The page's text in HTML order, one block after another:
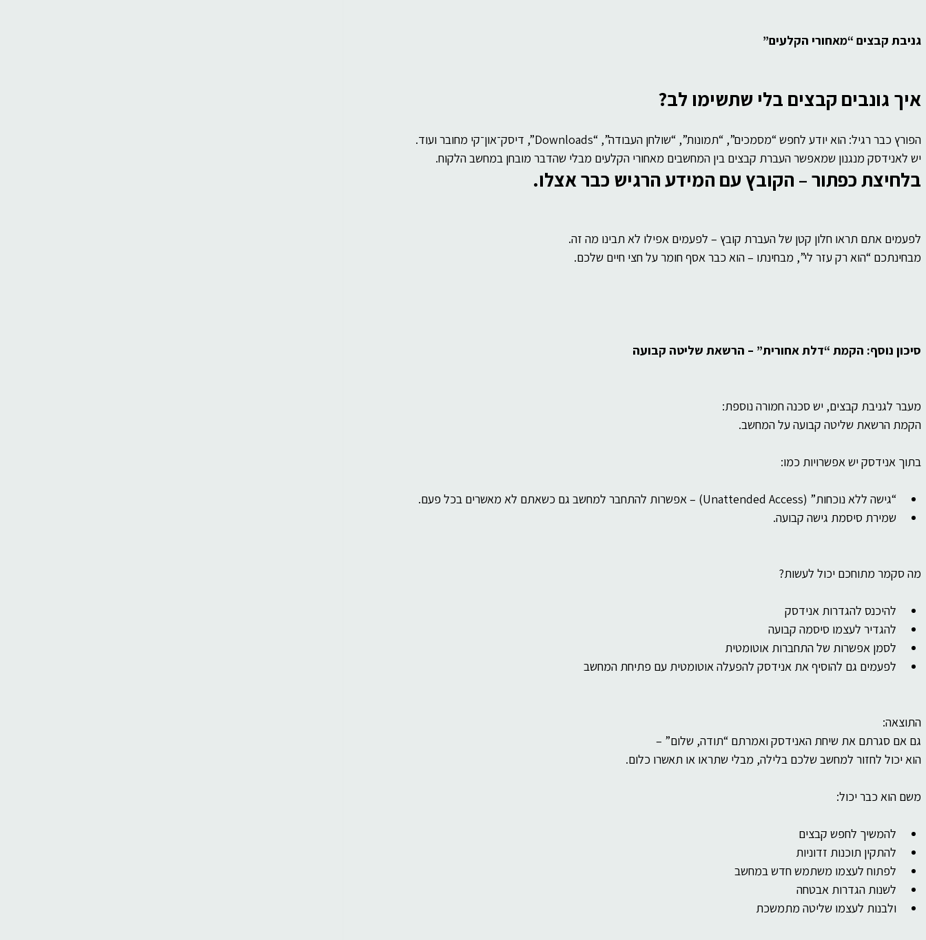
גניבת קבצים “מאחורי הקלעים”
איך גונבים קבצים בלי שתשימו לב?
הפורץ כבר רגיל: הוא יודע לחפש “מסמכים”, “תמונות”, “שולחן העבודה”, “Downloads”, דיסק־און־קי מחובר ועוד.
יש לאנידסק מנגנון שמאפשר העברת קבצים בין המחשבים מאחורי הקלעים מבלי שהדבר מובחן במחשב הלקוח.
בלחיצת כפתור – הקובץ עם המידע הרגיש כבר אצלו.
לפעמים אתם תראו חלון קטן של העברת קובץ – לפעמים אפילו לא תבינו מה זה.
מבחינתכם “הוא רק עזר לי”, מבחינתו – הוא כבר אסף חומר על חצי חיים שלכם.
סיכון נוסף: הקמת “דלת אחורית” – הרשאת שליטה קבועה
מעבר לגניבת קבצים, יש סכנה חמורה נוספת:
הקמת הרשאת שליטה קבועה על המחשב.
בתוך אנידסק יש אפשרויות כמו:
“גישה ללא נוכחות” (Unattended Access) – אפשרות להתחבר למחשב גם כשאתם לא מאשרים בכל פעם.
שמירת סיסמת גישה קבועה.
מה סקמר מתוחכם יכול לעשות?
להיכנס להגדרות אנידסק
להגדיר לעצמו סיסמה קבועה
לסמן אפשרות של התחברות אוטומטית
לפעמים גם להוסיף את אנידסק להפעלה אוטומטית עם פתיחת המחשב
התוצאה:
גם אם סגרתם את שיחת האנידסק ואמרתם “תודה, שלום” –
הוא יכול לחזור למחשב שלכם בלילה, מבלי שתראו או תאשרו כלום.
משם הוא כבר יכול:
להמשיך לחפש קבצים
להתקין תוכנות זדוניות
לפתוח לעצמו משתמש חדש במחשב
לשנות הגדרות אבטחה
ולבנות לעצמו שליטה מתמשכת